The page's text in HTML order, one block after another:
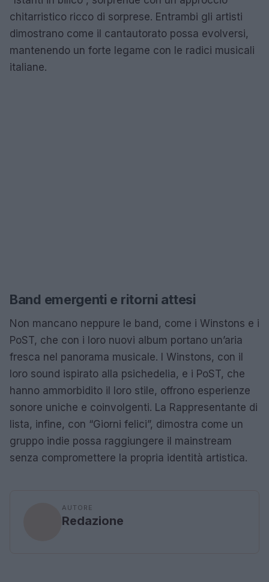
chitarristico ricco di sorprese. Entrambi gli artisti
dimostrano come il cantautorato possa evolversi,
mantenendo un forte legame con le radici musicali
italiane.
Band emergenti e ritorni attesi
Non mancano neppure le band, come i Winstons e i
PoST, che con i loro nuovi album portano un’aria
fresca nel panorama musicale. I Winstons, con il
loro sound ispirato alla psichedelia, e i PoST, che
hanno ammorbidito il loro stile, offrono esperienze
sonore uniche e coinvolgenti. La Rappresentante di
lista, infine, con “Giorni felici”, dimostra come un
gruppo indie possa raggiungere il mainstream
senza compromettere la propria identità artistica.
AUTORE
Redazione